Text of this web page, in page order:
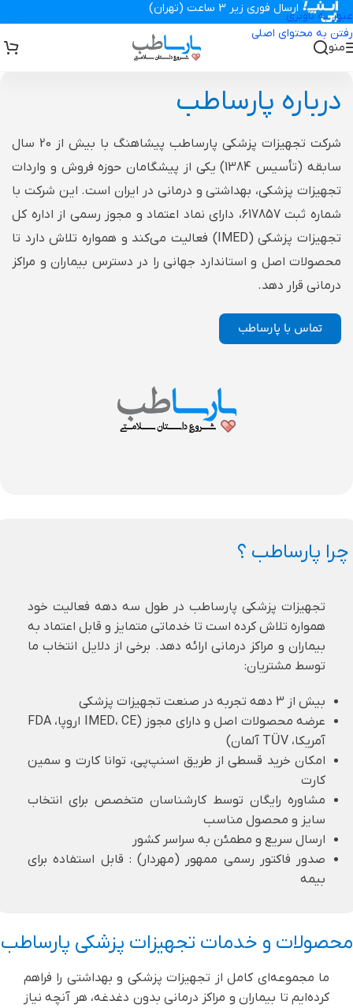
عبور به ناوبری
رفتن به محتوای اصلی
ارسال فوری زیر 3 ساعت (تهران)
منو
تجهیزات پزشکی پارساطب درباره ما
درباره پارساطب
شرکت تجهیزات پزشکی پارساطب پیشاهنگ با بیش از 20 سال
سابقه (تأسیس 1384) یکی از پیشگامان حوزه فروش و واردات
تجهیزات پزشکی، بهداشتی و درمانی در ایران است. این شرکت با
شماره ثبت 617857، دارای نماد اعتماد و مجوز رسمی از اداره کل
تجهیزات پزشکی (IMED) فعالیت می‌کند و همواره تلاش دارد تا
محصولات اصل و استاندارد جهانی را در دسترس بیماران و مراکز
درمانی قرار دهد.
تماس با پارساطب
چرا پارساطب ؟
تجهیزات پزشکی پارساطب در طول سه دهه فعالیت خود
همواره تلاش کرده است تا خدماتی متمایز و قابل اعتماد به
بیماران و مراکز درمانی ارائه دهد. برخی از دلایل انتخاب ما
توسط مشتریان:
بیش از 3 دهه تجربه در صنعت تجهیزات پزشکی
عرضه محصولات اصل و دارای مجوز (IMED، CE اروپا، FDA
آمریکا، TÜV آلمان)
امکان خرید قسطی از طریق اسنپ‌پی، توانا کارت و سمین
کارت
مشاوره رایگان توسط کارشناسان متخصص برای انتخاب
سایز و محصول مناسب
ارسال سریع و مطمئن به سراسر کشور
صدور فاکتور رسمی ممهور (مهردار) : قابل استفاده برای
بیمه
محصولات و خدمات تجهیزات پزشکی پارساطب
ما مجموعه‌ای کامل از تجهیزات پزشکی و بهداشتی را فراهم
کرده‌ایم تا بیماران و مراکز درمانی بدون دغدغه، هر آنچه نیاز